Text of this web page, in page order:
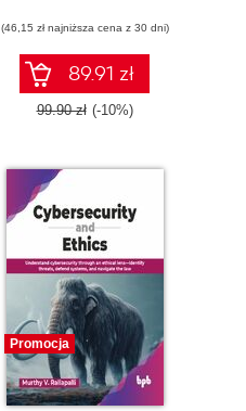
(46,15 zł najniższa cena z 30 dni)
89.91 zł
99.90 zł (-10%)
Promocja